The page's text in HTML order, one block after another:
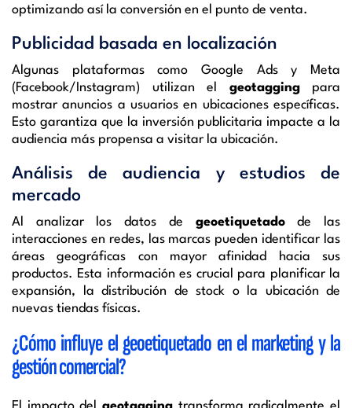
optimizando así la conversión en el punto de venta.
Publicidad basada en localización
Algunas plataformas como Google Ads y Meta
(Facebook/Instagram) utilizan el geotaggingpara
mostrar anuncios a usuarios en ubicaciones específicas.
Esto garantiza que la inversión publicitaria impacte a la
audiencia más propensa a visitar la ubicación.
Análisis de audiencia y estudios de
mercado
Al analizar los datos de geoetiquetadode las
interacciones en redes, las marcas pueden identificar las
áreas geográficas con mayor afinidad hacia sus
productos. Esta información es crucial para planificar la
expansión, la distribución de stock o la ubicación de
nuevas tiendas físicas.
¿Cómo influye el geoetiquetado en el marketing y la
gestión comercial?